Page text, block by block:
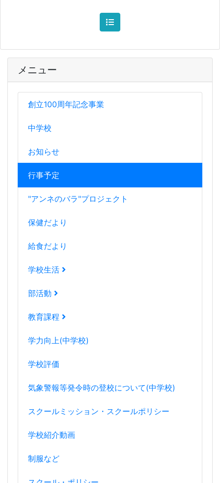
メニュー
創立100周年記念事業
中学校
お知らせ
行事予定
"アンネのバラ"プロジェクト
保健だより
給食だより
学校生活
部活動
教育課程
学力向上(中学校)
学校評価
気象警報等発令時の登校について(中学校)
スクールミッション・スクールポリシー
学校紹介動画
制服など